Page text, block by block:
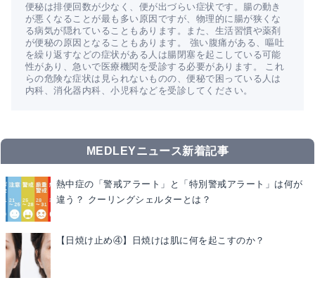
便秘は排便回数が少なく、便が出づらい症状です。腸の動き
が悪くなることが最も多い原因ですが、物理的に腸が狭くな
る病気が隠れていることもあります。また、生活習慣や薬剤
が便秘の原因となることもあります。 強い腹痛がある、嘔吐
を繰り返すなどの症状がある人は腸閉塞を起こしている可能
性があり、急いで医療機関を受診する必要があります。 これ
らの危険な症状は見られないものの、便秘で困っている人は
内科、消化器内科、小児科などを受診してください。
MEDLEYニュース新着記事
熱中症の「警戒アラート」と「特別警戒アラート」は何が
違う？ クーリングシェルターとは？
【日焼け止め④】日焼けは肌に何を起こすのか？